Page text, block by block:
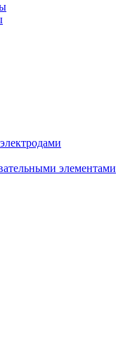
элементами